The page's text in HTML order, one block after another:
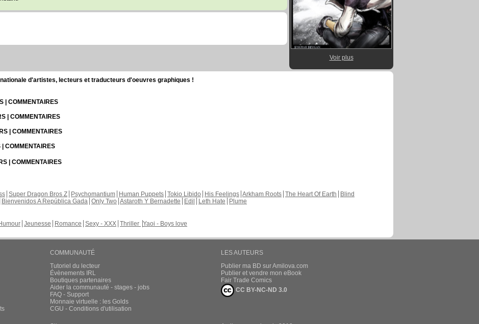
Voir plus
d'artistes, lecteurs et traducteurs d'oeuvres graphiques !
| COMMENTAIRES
| COMMENTAIRES
| COMMENTAIRES
COMMENTAIRES
| COMMENTAIRES
Super Dragon Bros Z Psychomantium Human Puppets Tokio Libido His Feelings Arkham Roots The Heart Of Earth
Blind
Bienvenidos A República Gada Only Two Astaroth Y Bernadette Edil Leth Hate
Plume
Jeunesse Romance Sexy - XXX Thriller Yaoi - Boys love
COMMUNAUTÉ
Tutoriel du lecteur
Évènements IRL
Boutiques partenaires
Aider la communauté - stages - jobs
FAQ - Support
Monnaie virtuelle : les Golds
CGU - Conditions d'utilisation
LES AUTEURS
Publier ma BD sur Amilova.com
Publier et vendre mon eBook
Fair Trade Comics
CC BY-NC-ND 3.0